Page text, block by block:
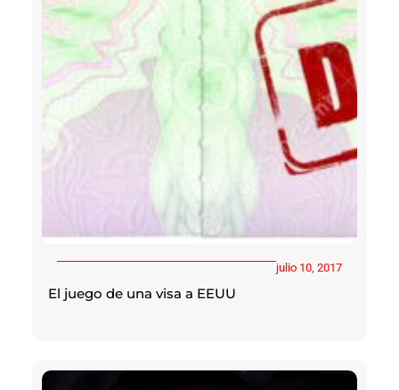
julio 10, 2017
El juego de una visa a EEUU